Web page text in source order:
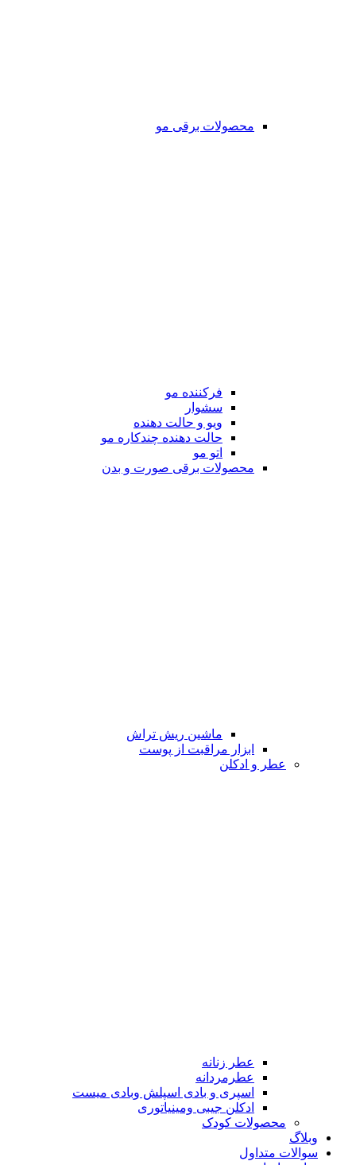
محصولات برقی مو
فرکننده مو
سشوار
ویو و حالت دهنده
حالت دهنده چندکاره مو
اتو مو
محصولات برقی صورت و بدن
ماشین ریش تراش
ابزار مراقبت از پوست
عطر و ادکلن
عطر زنانه
عطرمردانه
اسپری و بادی اسپلش وبادی میست
ادکلن جیبی ومینیاتوری
محصولات کودک
وبلاگ
سوالات متداول